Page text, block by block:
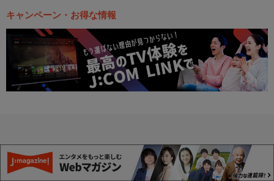
キャンペーン・お得な情報